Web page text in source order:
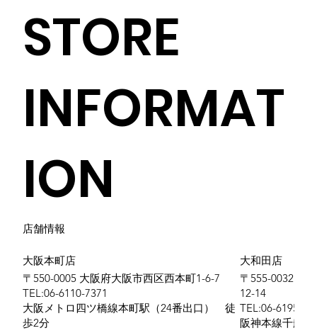
店舗情報
STORE
INFORMAT
ION
大阪本町店
〒550-0005 大阪府大阪市西区西本町1-6-7
TEL:06-6110-7371
大阪メトロ四ツ橋線本町駅（24番出口） 徒
歩2分
大和田店
〒555-0032 大
12-14
TEL:06-6195-
阪神本線千船